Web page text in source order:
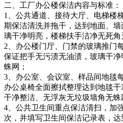
二、工厂办公楼保洁内容与标准：
1、公共通道、接待大厅、电梯楼
期保洁清洗并拖干，达到地面、
璃干净明亮，楼梯扶手洁净无死角
2、办公楼门厅、门禁的玻璃推门
保证把手无污渍无油渍，玻璃干
蛛网；
3、办公室、会议室、样品间地毯
办公桌椅全面擦拭整理达到地毯
干净整洁、无浮灰无垃圾墙角无蛛
4、公共卫生间重点保洁清扫，加
次，并填写卫生间保洁记录表，